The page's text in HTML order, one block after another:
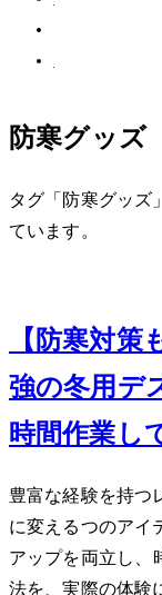
防寒グッズ
タグ「防寒グッズ
ています。
【防寒対策
強の冬用デ
時間作業し
豊富な経験を持つ
に変える5つのア
アップを両立し、
法を、実際の体験